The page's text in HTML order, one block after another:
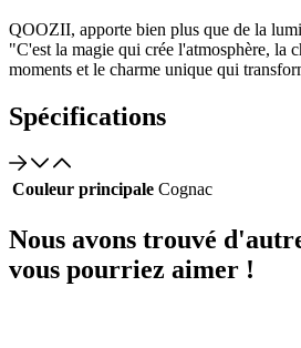
QOOZII, apporte bien plus que de la
"C'est la magie qui crée l'atmosphère, la
moments et le charme unique qui
Spécifications
Couleur principale Cognac
Nous avons trouvé
vous pourriez aimer !